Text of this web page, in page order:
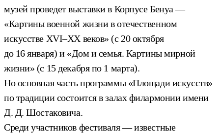
музей проведет выставки в Корпусе Бенуа —
«Картины военной жизни в отечественном
искусстве XVI–XX веков» (с 20 октября
до 16 января) и «Дом и семья. Картины мирной
жизни» (с 15 декабря по 1 марта).
Но основная часть программы «Площади искусств»
по традиции состоится в залах филармонии имени
Д. Д. Шостаковича.
Среди участников фестиваля — известные